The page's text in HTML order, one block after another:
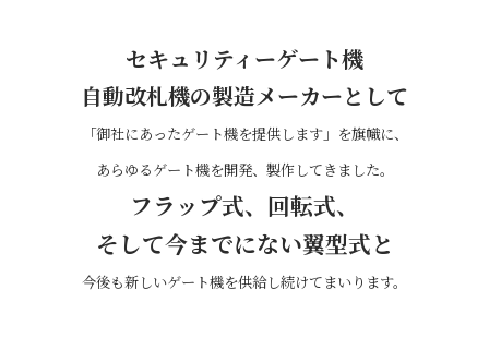
セキュリティーゲート機
自動改札機の製造メーカーとして
「御社にあったゲート機を提供します」を旗幟に、
あらゆるゲート機を開発、製作してきました。
フラップ式、回転式、
そして今までにない翼型式と
今後も新しいゲート機を供給し続けてまいります。